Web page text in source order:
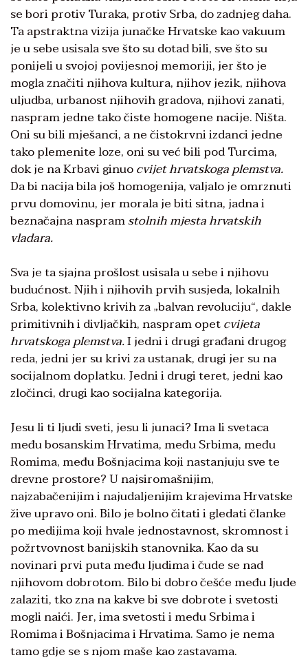
se bori protiv Turaka, protiv Srba, do zadnjeg daha.
Ta apstraktna vizija junačke Hrvatske kao vakuum
je u sebe usisala sve što su dotad bili, sve što su
ponijeli u svojoj povijesnoj memoriji, jer što je
mogla značiti njihova kultura, njihov jezik, njihova
uljudba, urbanost njihovih gradova, njihovi zanati,
naspram jedne tako čiste homogene nacije. Ništa.
Oni su bili mješanci, a ne čistokrvni izdanci jedne
tako plemenite loze, oni su već bili pod Turcima,
dok je na Krbavi ginuocvijet hrvatskoga plemstva.
Da bi nacija bila još homogenija, valjalo je omrznuti
prvu domovinu, jer morala je biti sitna, jadna i
beznačajna naspramstolnih mjesta hrvatskih
vladara.
Sva je ta sjajna prošlost usisala u sebe i njihovu
budućnost. Njih i njihovih prvih susjeda, lokalnih
Srba, kolektivno krivih za „balvan revoluciju“, dakle
primitivnih i divljačkih, naspram opetcvijeta
hrvatskoga plemstva.I jedni i drugi građani drugog
reda, jedni jer su krivi za ustanak, drugi jer su na
socijalnom doplatku. Jedni i drugi teret, jedni kao
zločinci, drugi kao socijalna kategorija.
Jesu li ti ljudi sveti, jesu li junaci? Ima li svetaca
među bosanskim Hrvatima, među Srbima, među
Romima, među Bošnjacima koji nastanjuju sve te
drevne prostore? U najsiromašnijim,
najzabačenijim i najudaljenijim krajevima Hrvatske
žive upravo oni. Bilo je bolno čitati i gledati članke
po medijima koji hvale jednostavnost, skromnost i
požrtvovnost banijskih stanovnika. Kao da su
novinari prvi puta među ljudima i čude se nad
njihovom dobrotom. Bilo bi dobro češće među ljude
zalaziti, tko zna na kakve bi sve dobrote i svetosti
mogli naići. Jer, ima svetosti i među Srbima i
Romima i Bošnjacima i Hrvatima. Samo je nema
tamo gdje se s njom maše kao zastavama.